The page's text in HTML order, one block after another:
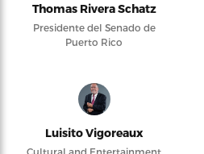
Thomas Rivera Schatz
Presidente del Senado de
Puerto Rico
Luisito Vigoreaux
Cultural and Entertainment